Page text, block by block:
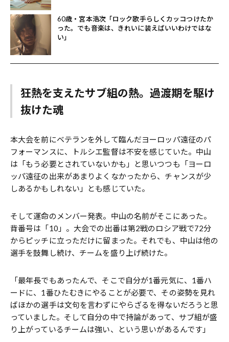
60歳・宮本浩次「ロック歌手らしくカッコつけたか
った。でも音楽は、きれいに装えばいいわけではな
い」
狂熱を支えたサブ組の熱。過渡期を駆け
抜けた魂
本大会を前にベテランを外して臨んだヨーロッパ遠征のパ
フォーマンスに、トルシエ監督は不安を感じていた。中山
は「もう必要とされていないかも」と思いつつも「ヨーロ
ッパ遠征の出来があまりよくなかったから、チャンスが少
しあるかもしれない」とも感じていた。
そして運命のメンバー発表。中山の名前がそこにあった。
背番号は「10」。大会での出番は第2戦のロシア戦で72分
からピッチに立っただけに留まった。それでも、中山は他の
選手を鼓舞し続け、チームを盛り上げ続けた。
「最年長でもあったんで、そこで自分が1番元気に、1番ハ
ードに、1番ひたむきにやることが必要で、その姿勢を見れ
ばほかの選手は文句を言わずにやらざるを得ないだろうと思
っていました。そして自分の中で持論があって、サブ組が盛
り上がっているチームは強い、という思いがあるんです」